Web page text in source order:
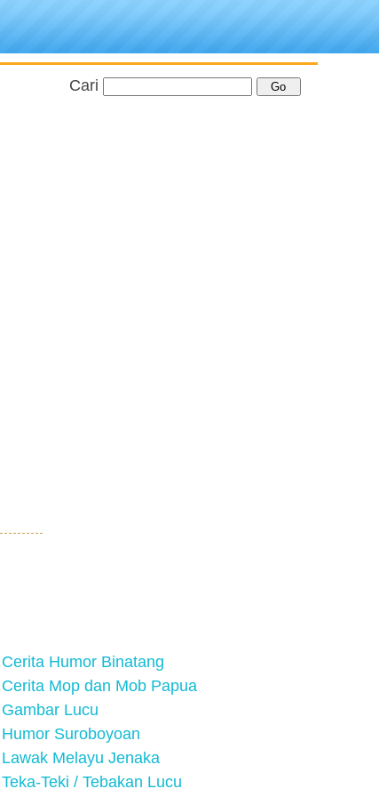
Cari
Cerita Humor Binatang
Cerita Mop dan Mob Papua
Gambar Lucu
Humor Suroboyoan
Lawak Melayu Jenaka
Teka-Teki / Tebakan Lucu